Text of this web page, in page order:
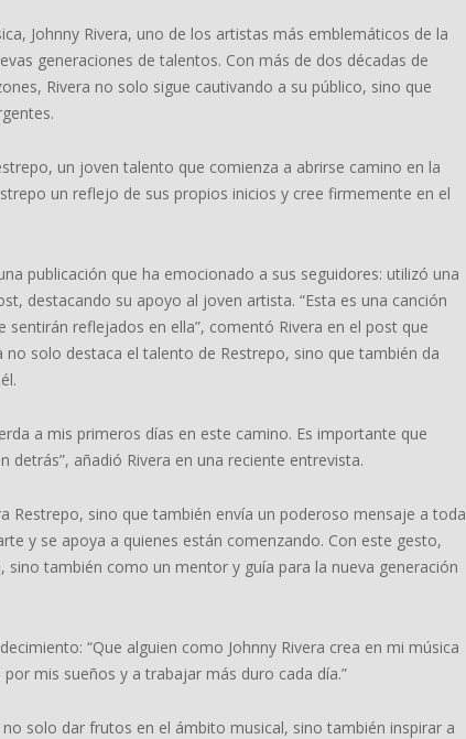
Johnny Rivera, uno de los artistas más emblemáticos de la
generaciones de talentos. Con más de dos décadas de
Rivera no solo sigue cautivando a su público, sino que
un joven talento que comienza a abrirse camino en la
un reflejo de sus propios inicios y cree firmemente en el
publicación que ha emocionado a sus seguidores: utilizó una
destacando su apoyo al joven artista. “Esta es una canción
reflejados en ella”, comentó Rivera en el post que
solo destaca el talento de Restrepo, sino que también da
a mis primeros días en este camino. Es importante que
añadió Rivera en una reciente entrevista.
Restrepo, sino que también envía un poderoso mensaje a toda
y se apoya a quienes están comenzando. Con este gesto,
también como un mentor y guía para la nueva generación
“Que alguien como Johnny Rivera crea en mi música
mis sueños y a trabajar más duro cada día.”
solo dar frutos en el ámbito musical, sino también inspirar a